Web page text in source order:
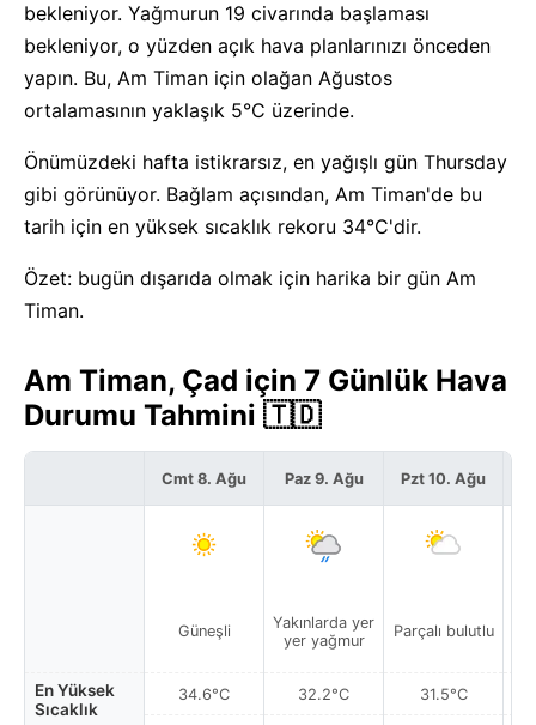
bekleniyor. Yağmurun 19 civarında başlaması
bekleniyor, o yüzden açık hava planlarınızı önceden
yapın. Bu, Am Timan için olağan Ağustos
ortalamasının yaklaşık 5°C üzerinde.
Önümüzdeki hafta istikrarsız, en yağışlı gün Thursday
gibi görünüyor. Bağlam açısından, Am Timan'de bu
tarih için en yüksek sıcaklık rekoru 34°C'dir.
Özet: bugün dışarıda olmak için harika bir gün Am
Timan.
Am Timan, Çad için 7 Günlük Hava
Durumu Tahmini 🇹🇩
En Yüksek
Sıcaklık
Cmt 8. Ağu
Güneşli
34.6°C
Paz 9. Ağu
Yakınlarda yer
yer yağmur
32.2°C
Pzt 10. Ağu
Parçalı bulutlu
31.5°C